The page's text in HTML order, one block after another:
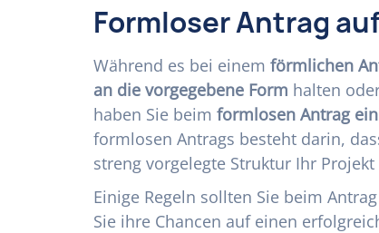
Formloser Antrag
Während es bei einem förmlichen
an die vorgegebene Form halten
haben Sie beim formlosen Antrag
formlosen Antrags besteht darin,
streng vorgelegte Struktur Ihr
Einige Regeln sollten Sie beim
Sie ihre Chancen auf einen